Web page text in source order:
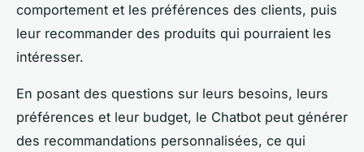
comportement et les préférences des clients, puis
leur recommander des produits qui pourraient les
intéresser.
En posant des questions sur leurs besoins, leurs
préférences et leur budget, le Chatbot peut générer
des recommandations personnalisées, ce qui